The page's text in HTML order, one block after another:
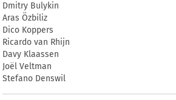
Dmitry Bulykin
Aras Özbiliz
Dico Koppers
Ricardo van Rhijn
Davy Klaassen
Joël Veltman
Stefano Denswil